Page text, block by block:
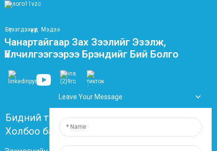
Бүтээгдэхүүнүүд Мэдээ
Чанартайгаар Зах Зээлийг Эзэлж,
Үйлчилгээгээрээ Брэндийг Бий Болго
Бидний тухай Түгээмэл асуултууд
Холбоо барих
Leave Your Message